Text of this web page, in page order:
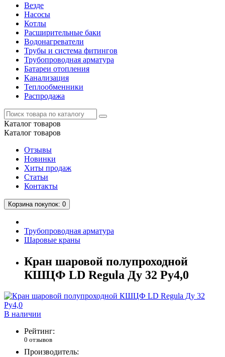
Везде
Насосы
Котлы
Расширительные баки
Водонагреватели
Трубы и система фитингов
Трубопроводная арматура
Батареи отопления
Канализация
Теплообменники
Распродажа
Каталог товаров
Каталог товаров
Отзывы
Новинки
Хиты продаж
Статьи
Контакты
Корзина покупок: 0
Трубопроводная арматура
Шаровые краны
Кран шаровой полупроходной
КШЦФ LD Regula Ду 32 Ру4,0
В наличии
Рейтинг:
0 отзывов
Производитель: